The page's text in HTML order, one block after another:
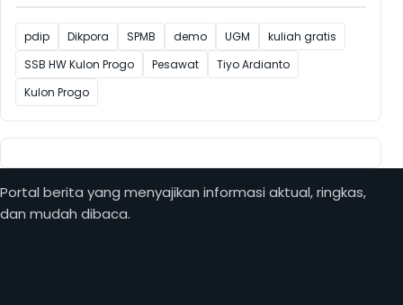
pdip Dikpora SPMB demo UGM
kuliah gratis
SSB HW Kulon Progo
Pesawat
Tiyo Ardianto
Kulon Progo
Portal berita yang menyajikan informasi aktual, ringkas,
dan mudah dibaca.